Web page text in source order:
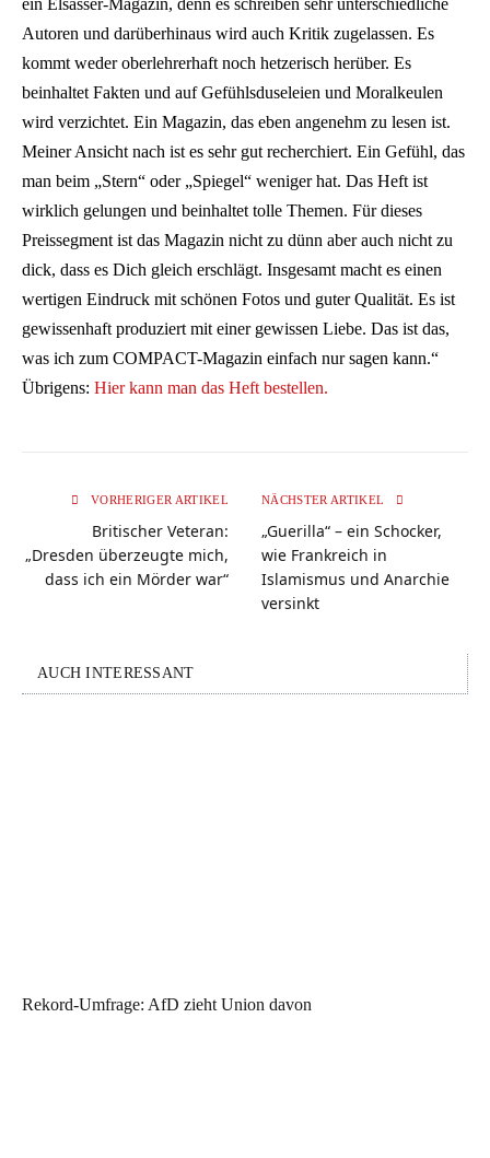
Autoren und darüberhinaus wird auch Kritik zugelassen. Es
kommt weder oberlehrerhaft noch hetzerisch herüber. Es
beinhaltet Fakten und auf Gefühlsduseleien und Moralkeulen
wird verzichtet. Ein Magazin, das eben angenehm zu lesen ist.
Meiner Ansicht nach ist es sehr gut recherchiert. Ein Gefühl, das
man beim „Stern“ oder „Spiegel“ weniger hat. Das Heft ist
wirklich gelungen und beinhaltet tolle Themen. Für dieses
Preissegment ist das Magazin nicht zu dünn aber auch nicht zu
dick, dass es Dich gleich erschlägt. Insgesamt macht es einen
wertigen Eindruck mit schönen Fotos und guter Qualität. Es ist
gewissenhaft produziert mit einer gewissen Liebe. Das ist das,
was ich zum COMPACT-Magazin einfach nur sagen kann.“
Übrigens: Hier kann man das Heft bestellen.
VORHERIGER ARTIKEL
Britischer Veteran:
„Dresden überzeugte mich,
dass ich ein Mörder war“
NÄCHSTER ARTIKEL
„Guerilla“ – ein Schocker,
wie Frankreich in
Islamismus und Anarchie
versinkt
AUCH INTERESSANT
Rekord-Umfrage: AfD zieht Union davon